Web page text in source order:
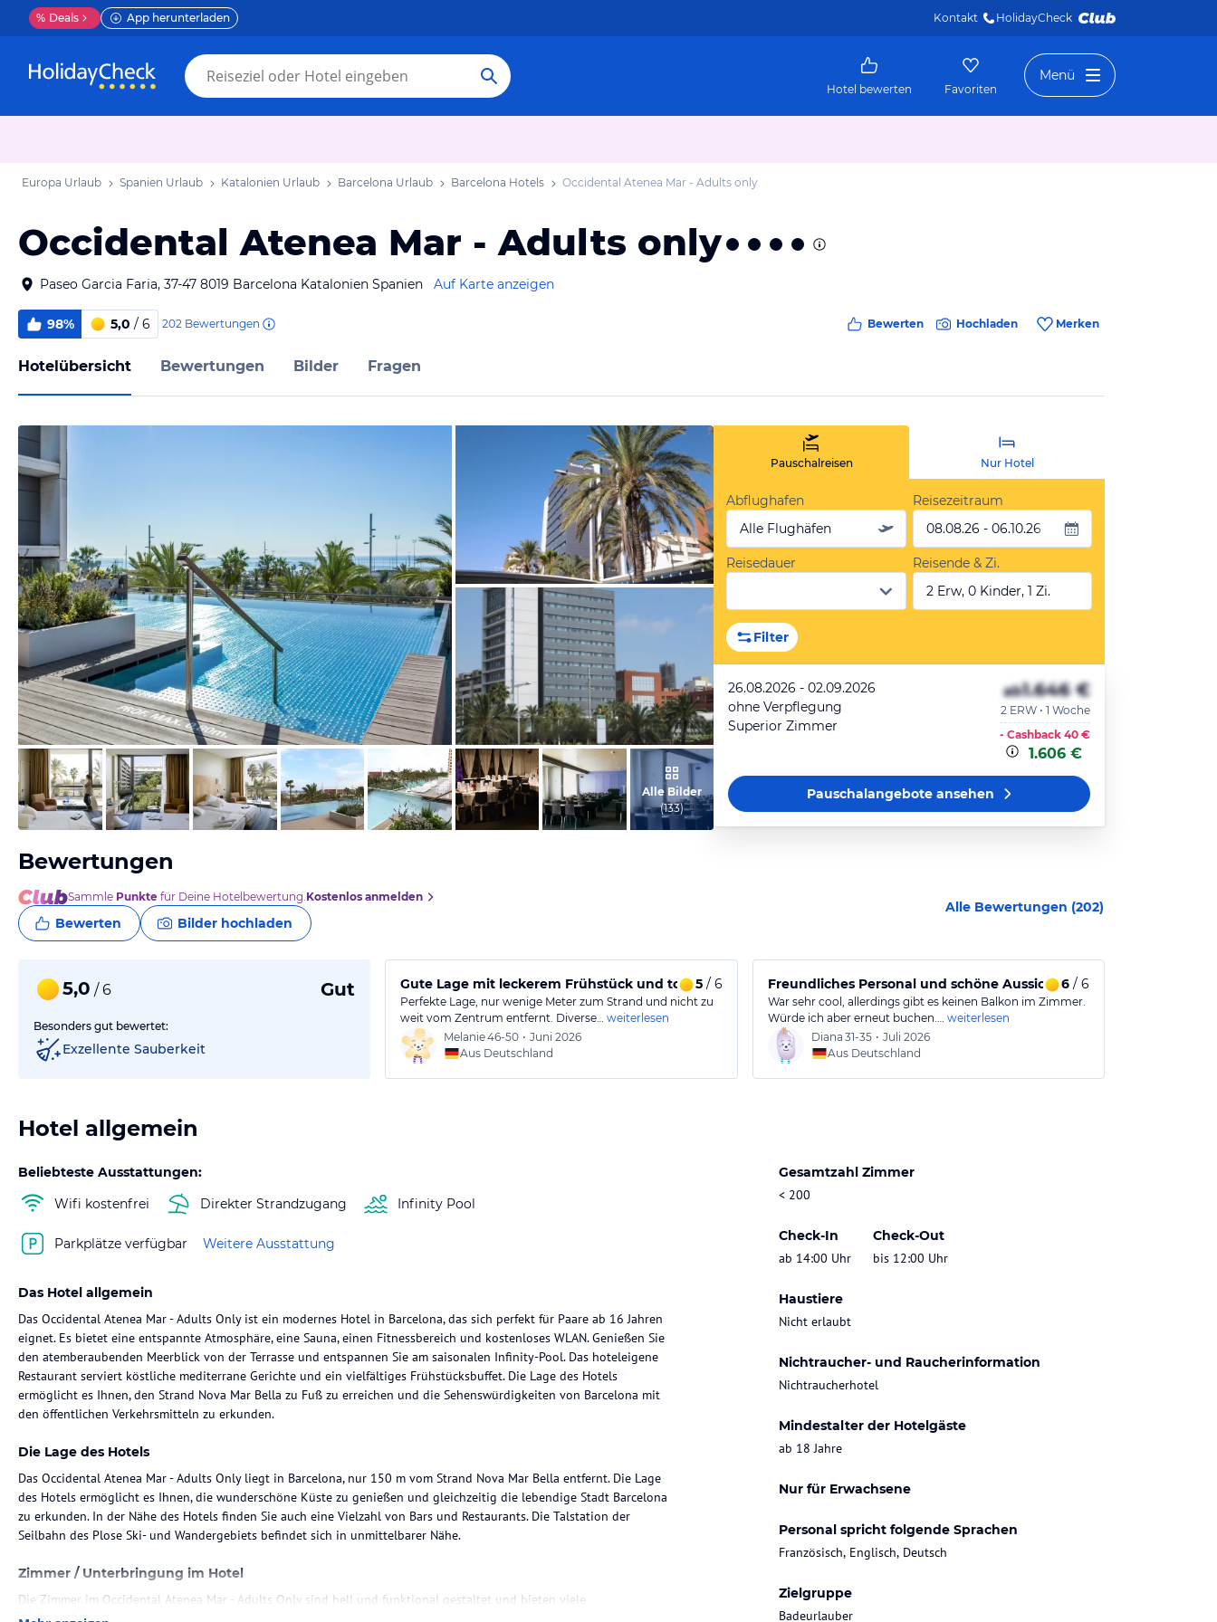
% Deals App herunterladen Kontakt HolidayCheck
Hotel bewerten Favoriten
Menü
Europa Urlaub Spanien Urlaub Katalonien Urlaub Barcelona Urlaub Barcelona Hotels Occidental Atenea Mar - Adults only
Occidental Atenea Mar - Adults only
Paseo Garcia Faria, 37-47 8019 Barcelona Katalonien Spanien Auf Karte anzeigen
98% 5,0 / 6 202 Bewertungen Bewerten Hochladen Merken
Hotelübersicht Bewertungen Bilder Fragen
vom Hotelier, Juni 2017
von Roberto, August 2013
von Mikael, Juni 2011
Alle Bilder
(133)
Pauschalreisen Nur Hotel
Abflughafen
Alle Flughäfen
Reisezeitraum
08.08.26 - 06.10.26
Reisedauer
Reisende & Zi.
2 Erw, 0 Kinder, 1 Zi.
Filter
26.08.2026 - 02.09.2026
ohne Verpflegung
Superior Zimmer
ab1.646 €
2 ERW • 1 Woche
- Cashback 40 €
1.606 €
Pauschalangeboteansehen
Bewertungen
Sammle Punkte für Deine Hotelbewertung.Kostenlos anmelden
Bewerten Bilder hochladen
Alle Bewertungen (202)
5,0 / 6 Gut
Besonders gut bewertet:
Exzellente Sauberkeit
Gute Lage mit leckerem Frühstück und tollem Ausblick
5/ 6
Perfekte Lage, nur wenige Meter zum Strand und nicht zu
weit vom Zentrum entfernt. Diverse… weiterlesen
Melanie46-50 • Juni 2026
Aus Deutschland
Freundliches Personal und schöne Aussicht, aber kein Balkon im
6/ 6
War sehr cool, allerdings gibt es keinen Balkon im Zimmer.
Würde ich aber erneut buchen.… weiterlesen
Diana 31-35 • Juli 2026
Aus Deutschland
Hotel allgemein
Beliebteste Ausstattungen:
Wifi kostenfrei
Direkter Strandzugang Infinity Pool
Parkplätze verfügbar Weitere Ausstattung
Gesamtzahl Zimmer
< 200
Check-In
ab 14:00 Uhr
Check-Out
bis 12:00 Uhr
Haustiere
Nicht erlaubt
Nichtraucher- und Raucherinformation
Nichtraucherhotel
Mindestalter der Hotelgäste
ab 18 Jahre
Nur für Erwachsene
Personal spricht folgende Sprachen
Französisch, Englisch, Deutsch
Zielgruppe
Badeurlauber
Das Hotel allgemein
Das Occidental Atenea Mar - Adults Only ist ein modernes Hotel in Barcelona, das sich perfekt für Paare ab 16 Jahren
eignet. Es bietet eine entspannte Atmosphäre, eine Sauna, einen Fitnessbereich und kostenloses WLAN. Genießen Sie
den atemberaubenden Meerblick von der Terrasse und entspannen Sie am saisonalen Infinity-Pool. Das hoteleigene
Restaurant serviert köstliche mediterrane Gerichte und ein vielfältiges Frühstücksbuffet. Die Lage des Hotels
ermöglicht es Ihnen, den Strand Nova Mar Bella zu Fuß zu erreichen und die Sehenswürdigkeiten von Barcelona mit
den öffentlichen Verkehrsmitteln zu erkunden.
Die Lage des Hotels
Das Occidental Atenea Mar - Adults Only liegt in Barcelona, nur 150 m vom Strand Nova Mar Bella entfernt. Die Lage
des Hotels ermöglicht es Ihnen, die wunderschöne Küste zu genießen und gleichzeitig die lebendige Stadt Barcelona
zu erkunden. In der Nähe des Hotels finden Sie auch eine Vielzahl von Bars und Restaurants. Die Talstation der
Seilbahn des Plose Ski- und Wandergebiets befindet sich in unmittelbarer Nähe.
Zimmer / Unterbringung im Hotel
Die Zimmer im Occidental Atenea Mar - Adults Only sind hell und funktional gestaltet und bieten viele
Annehmlichkeiten für einen angenehmen Aufenthalt. Jedes Zimmer ist klimatisiert und verfügt über internationale